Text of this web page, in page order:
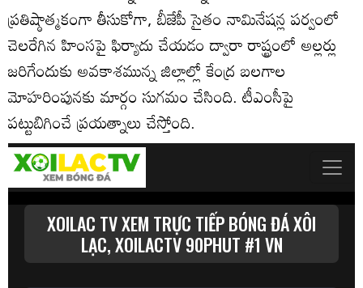
ప్రతిష్ఠాత్మకంగా తీసుకోగా, బీజేపీ సైతం నామినేషన్ల పర్వంలో
చెలరేగిన హింసపై ఫిర్యాదు చేయడం ద్వారా రాష్ట్రంలో అల్లర్లు
జరిగేందుకు అవకాశమున్న జిల్లాల్లో కేంద్ర బలగాల
మోహరింపునకు మార్గం సుగమం చేసింది. టీఎంసీపై
పట్టుబిగించే ప్రయత్నాలు చేస్తోంది.